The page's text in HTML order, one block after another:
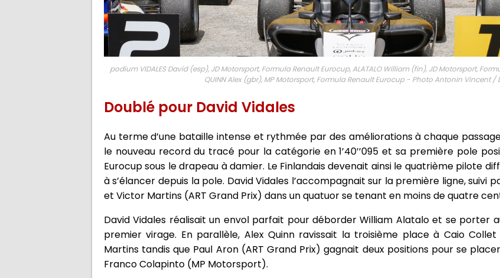
podium VIDALES David (esp), JD Motorsport, Formula Renault Eurocup, ALATALO William (fin), JD Motorsport,
QUINN Alex (gbr), MP Motorsport, Formula Renault Eurocup - Photo Antonin Vincent /
Doublé pour David Vidales
Au terme d’une bataille intense et rythmée par des améliorations à chaque
le nouveau record du tracé pour la catégorie en 1’40’’095 et sa première pole
Eurocup sous le drapeau à damier. Le Finlandais devenait ainsi le quatrième pilote
à s’élancer depuis la pole. David Vidales l’accompagnait sur la première ligne, suivi
et Victor Martins (ART Grand Prix) dans un quatuor se tenant en moins de quatre
David Vidales réalisait un envol parfait pour déborder William Alatalo et se porter
premier virage. En parallèle, Alex Quinn ravissait la troisième place à Caio
Martins tandis que Paul Aron (ART Grand Prix) gagnait deux positions pour se
Franco Colapinto (MP Motorsport).